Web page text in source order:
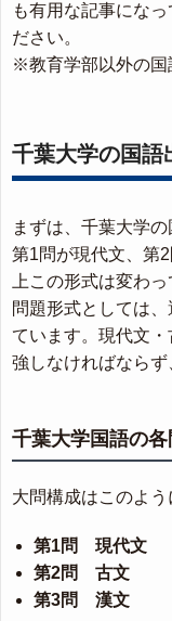
も有用な記事にな
ださい。
※教育学部以外の国
千葉大学の国語
まずは、千葉大学
第1問が現代文、第
上この形式は変わっ
問題形式としては
ています。現代文
強しなければならず
千葉大学国語の
大問構成はこのよう
第1問 現代文
第2問 古文
第3問 漢文